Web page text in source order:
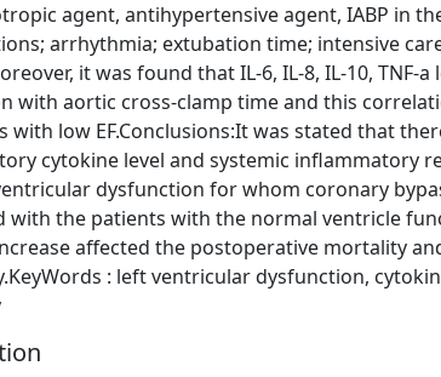
agent, antihypertensive agent, IABP in
arrhythmia; extubation time; intensive
it was found that IL-6, IL-8, IL-10, TNF-
with aortic cross-clamp time and this
with low EF.Conclusions:It was stated that
cytokine level and systemic inflammatory
dysfunction for whom coronary
with the patients with the normal ventricle
affected the postoperative mortality
: left ventricular dysfunction,